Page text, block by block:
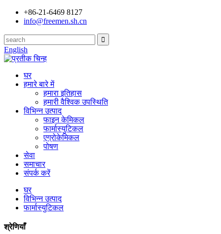
+86-21-6469 8127
info@freemen.sh.cn
English
घर
हमारे बारे में
हमारा इतिहास
हमारी वैश्विक उपस्थिति
विभिन्न उत्पाद
फाइन केमिकल
फार्मास्युटिकल
एग्रोकेमिकल
पोषण
सेवा
समाचार
संपर्क करें
घर
विभिन्न उत्पाद
फार्मास्युटिकल
श्रेणियाँ